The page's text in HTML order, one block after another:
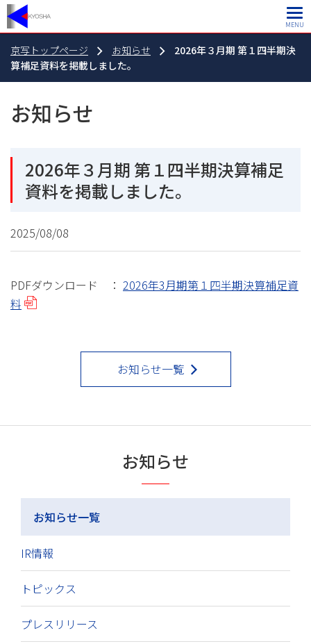
京写トップページ お知らせ
2026年３月期 第１四半期決
算補足資料を掲載しました。
お知らせ
2026年３月期 第１四半期決算補足
資料を掲載しました。
2025/08/08
PDFダウンロード ： 2026年3月期第１四半期決算補足資
料
お知らせ一覧
お知らせ
お知らせ一覧
IR情報
トピックス
プレスリリース
MENU